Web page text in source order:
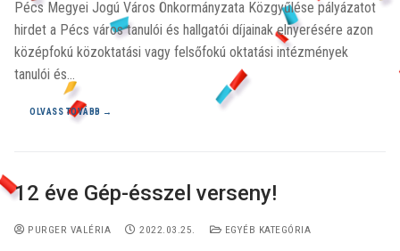
Pécs Megyei Jogú Város Önkormányzata Közgyűlése pályázatot
hirdet a Pécs város tanulói és hallgatói díjainak elnyerésére azon
középfokú közoktatási vagy felsőfokú oktatási intézmények
tanulói és…
OLVASS TOVÁBB →
12 éve Gép-ésszel verseny!
PURGER VALÉRIA 2022.03.25. EGYÉB KATEGÓRIA